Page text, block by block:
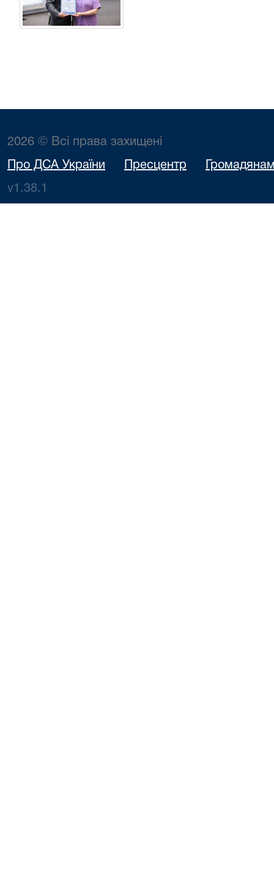
2026 © Всі права захищені
Про ДСА України Пресцентр
v1.38.1